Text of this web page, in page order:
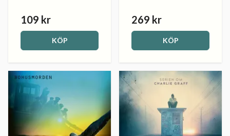
109 kr
KÖP
269 kr
KÖP